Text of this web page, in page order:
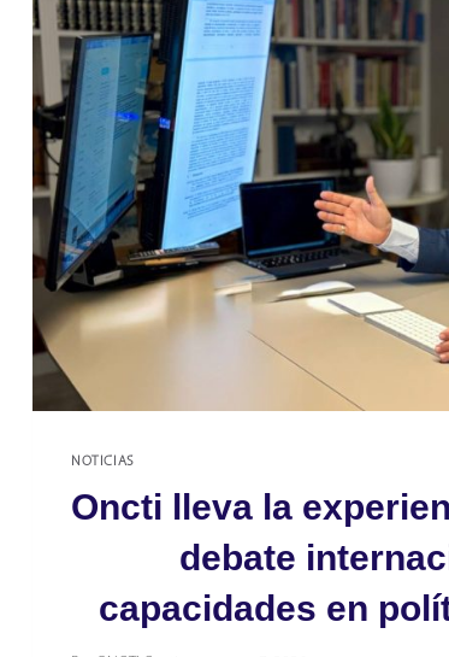
NOTICIAS
Oncti lleva la
debate
capacidades en